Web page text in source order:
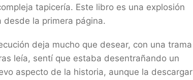
tapicería. Este libro es una explosión
la primera página.
deja mucho que desear, con una trama
leía, sentí que estaba desentrañando un
aspecto de la historia, aunque la descargar